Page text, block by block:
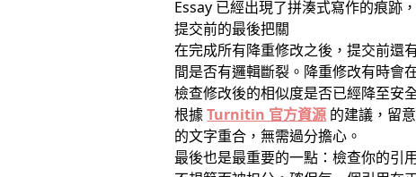
Essay 已經出現了拼湊式寫作的痕跡
提交前的最後把關
在完成所有降重修改之後，提交前還
間是否有邏輯斷裂。降重修改有時會
檢查修改後的相似度是否已經降至安
根據Turnitin 官方資源 的建議，留
的文字重合，無需過分擔心。
最後也是最重要的一點：檢查你的引